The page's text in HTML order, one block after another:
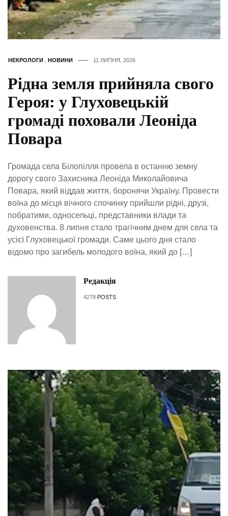
НЕКРОЛОГИ НОВИНИ 11 ЛИПНЯ, 2026
Рідна земля прийняла свого
Героя: у Глуховецькій
громаді поховали Леоніда
Повара
Громада села Білопілля провела в останню земну
дорогу свого Захисника Леоніда Миколайовича
Повара, який віддав життя, боронячи Україну. Провести
воїна до місця вічного спочинку прийшли рідні, друзі,
побратими, односельці, представники влади та
духовенства. 8 липня стало трагічним днем для села та
усієї Глуховецької громади. Саме цього дня стало
відомо про загибель молодого воїна, який до […]
Редакція
4278 POSTS